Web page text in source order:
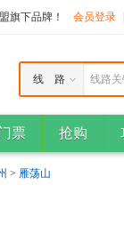
旗下品牌！ 会员登录
线路
线 路
票 抢购
> 雁荡山